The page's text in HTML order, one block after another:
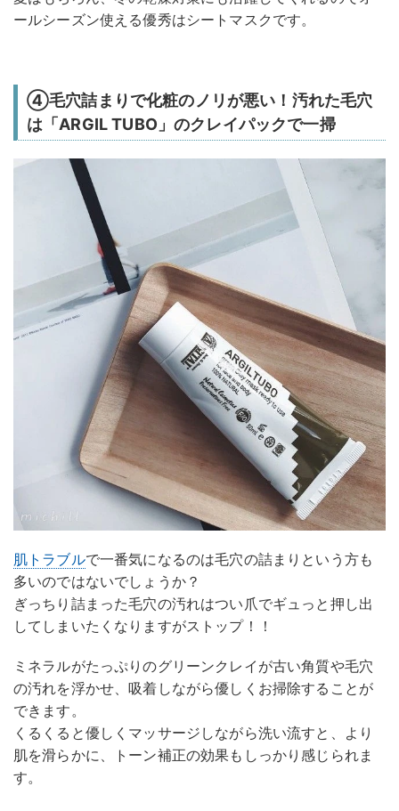
ールシーズン使える優秀はシートマスクです。
④毛穴詰まりで化粧のノリが悪い！汚れた毛穴
は「ARGIL TUBO」のクレイパックで一掃
肌トラブルで一番気になるのは毛穴の詰まりという方も
多いのではないでしょうか？
ぎっちり詰まった毛穴の汚れはつい爪でギュっと押し出
してしまいたくなりますがストップ！！
ミネラルがたっぷりのグリーンクレイが古い角質や毛穴
の汚れを浮かせ、吸着しながら優しくお掃除することが
できます。
くるくると優しくマッサージしながら洗い流すと、より
肌を滑らかに、トーン補正の効果もしっかり感じられま
す。